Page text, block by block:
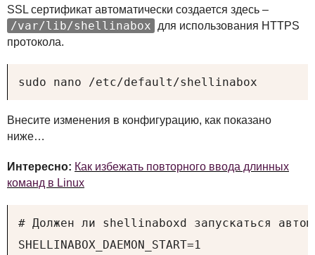
SSL сертификат автоматически создается здесь –
/var/lib/shellinabox для использования HTTPS
протокола.
sudo nano /etc/default/shellinabox
Внесите изменения в конфигурацию, как показано
ниже…
Интересно: Как избежать повторного ввода длинных
команд в Linux
# Должен ли shellinaboxd запускаться
SHELLINABOX_DAEMON_START=1